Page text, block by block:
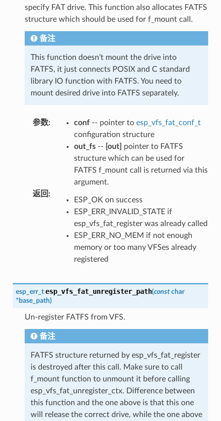
specify FAT drive. This function also allocates FATFS
structure which should be used for f_mount call.
备注
This function doesn't mount the drive into
FATFS, it just connects POSIX and C standard
library IO function with FATFS. You need to
mount desired drive into FATFS separately.
参数: conf-- pointer to esp_vfs_fat_conf_t
configuration structure
out_fs-- [out]
pointer to FATFS
structure which can be used for
FATFS f_mount call is returned via this
argument.
返回 :
ESP_OK on success
ESP_ERR_INVALID_STATE if
esp_vfs_fat_register was already called
ESP_ERR_NO_MEM if not enough
memory or too many VFSes already
registered
esp_err_t esp_vfs_fat_unregister_path(const char
* base_path)
Un-register FATFS from VFS.
备注
FATFS structure returned by esp_vfs_fat_register
is destroyed after this call. Make sure to call
f_mount function to unmount it before calling
esp_vfs_fat_unregister_ctx. Difference between
this function and the one above is that this one
will release the correct drive, while the one above